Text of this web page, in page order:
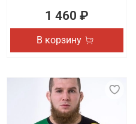
1 460 ₽
В корзину